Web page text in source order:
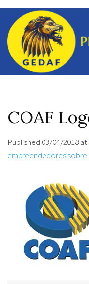
COAF
Published 03/04/2018at
empreendedores sobre